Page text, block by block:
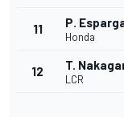
11 P.
Honda
12 T.
LCR